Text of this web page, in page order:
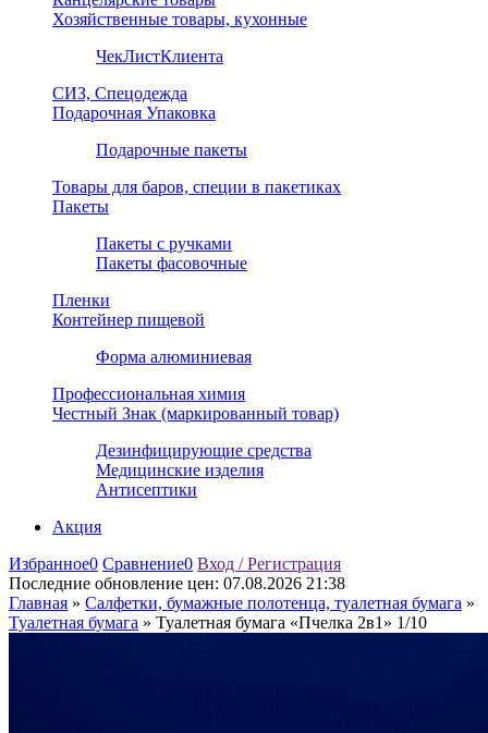
Хозяйственные товары, кухонные
ЧекЛистКлиента
СИЗ, Спецодежда
Подарочная Упаковка
Подарочные пакеты
Товары для баров, специи в пакетиках
Пакеты
Пакеты с ручками
Пакеты фасовочные
Пленки
Контейнер пищевой
Форма алюминиевая
Профессиональная химия
Честный Знак (маркированный товар)
Дезинфицирующие средства
Медицинские изделия
Антисептики
Акция
Избранное0 Сравнение0 Вход / Регистрация
Последние обновление цен: 07.08.2026 21:38
Главная » Салфетки, бумажные полотенца, туалетная бумага »
Туалетная бумага » Туалетная бумага «Пчелка 2в1» 1/10